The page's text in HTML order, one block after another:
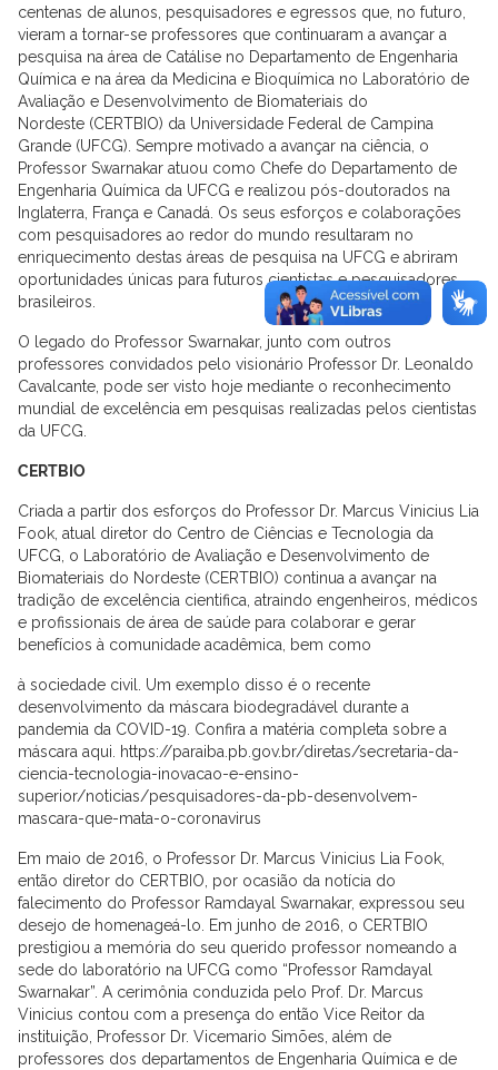
centenas de alunos, pesquisadores e egressos que, no futuro,
vieram a tornar-se professores que continuaram a avançar a
pesquisa na área de Catálise no Departamento de Engenharia
Química e na área da Medicina e Bioquímica no Laboratório de
Avaliação e Desenvolvimento de Biomateriais do
Nordeste (CERTBIO) da Universidade Federal de Campina
Grande (UFCG). Sempre motivado a avançar na ciência, o
Professor Swarnakar atuou como Chefe do Departamento de
Engenharia Química da UFCG e realizou pós-doutorados na
Inglaterra, França e Canadá. Os seus esforços e colaborações
com pesquisadores ao redor do mundo resultaram no
enriquecimento destas áreas de pesquisa na UFCG e abriram
oportunidades únicas para futuros cientistas e pesquisadores
brasileiros.
O legado do Professor Swarnakar, junto com outros
professores convidados pelo visionário Professor Dr. Leonaldo
Cavalcante, pode ser visto hoje mediante o reconhecimento
mundial de excelência em pesquisas realizadas pelos cientistas
da UFCG.
CERTBIO
Criada a partir dos esforços do Professor Dr. Marcus Vinicius Lia
Fook, atual diretor do Centro de Ciências e Tecnologia da
UFCG, o Laboratório de Avaliação e Desenvolvimento de
Biomateriais do Nordeste (CERTBIO) continua a avançar na
tradição de excelência cientifica, atraindo engenheiros, médicos
e profissionais de área de saúde para colaborar e gerar
benefícios à comunidade acadêmica, bem como
à sociedade civil. Um exemplo disso é o recente
desenvolvimento da máscara biodegradável durante a
pandemia da COVID-19. Confira a matéria completa sobre a
máscara aqui. https://paraiba.pb.gov.br/diretas/secretaria-da-
ciencia-tecnologia-inovacao-e-ensino-
superior/noticias/pesquisadores-da-pb-desenvolvem-
mascara-que-mata-o-coronavirus
Em maio de 2016, o Professor Dr. Marcus Vinicius Lia Fook,
então diretor do CERTBIO, por ocasião da notícia do
falecimento do Professor Ramdayal Swarnakar, expressou seu
desejo de homenageá-lo. Em junho de 2016, o CERTBIO
prestigiou a memória do seu querido professor nomeando a
sede do laboratório na UFCG como “Professor Ramdayal
Swarnakar”. A cerimônia conduzida pelo Prof. Dr. Marcus
Vinicius contou com a presença do então Vice Reitor da
instituição, Professor Dr. Vicemario Simões, além de
professores dos departamentos de Engenharia Química e de